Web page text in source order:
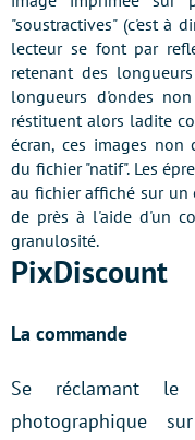
"soustractives" (c'est à
lecteur se font par
retenant des
longueurs d'ondes
réstituent alors ladite
écran, ces images non
du fichier "natif". Les
au fichier affiché sur un
de près à l'aide d'un
granulosité.
PixDiscount
La commande
Se réclamant le
photographique